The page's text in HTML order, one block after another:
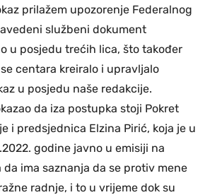
prilažem upozorenje Federalnog
službeni dokument
u posjedu trećih lica, što također
centara kreiralo i upravljalo
u posjedu naše redakcije.
da iza postupka stoji Pokret
i predsjednica Elzina Pirić, koja je u
godine javno u emisiji na
da ima saznanja da se protiv mene
radnje, i to u vrijeme dok su